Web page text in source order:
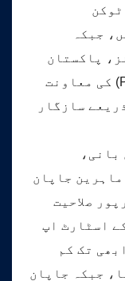
جبکہ
پاکستان
سافٹ ویئر ایکسپورٹ بورڈ (PSEB) کی معاونت
سازگار
بانی،
جاپان
صلاحیت
اسٹارٹ اپ
تک کم
جبکہ جاپان